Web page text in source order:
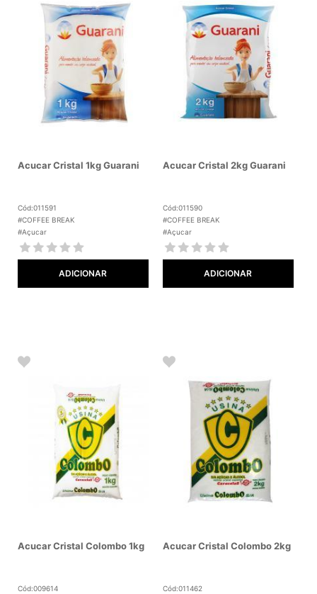
Acucar Cristal 1kg Guarani
Cód:011591
#COFFEE BREAK
#Açucar
ADICIONAR
Acucar Cristal 2kg Guarani
Cód:011590
#COFFEE BREAK
#Açucar
ADICIONAR
Acucar Cristal Colombo 1kg
Cód:009614
Acucar Cristal Colombo 2kg
Cód:011462